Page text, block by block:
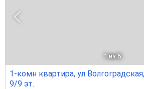
1 из 6
1-комн квартира, ул
9/9 эт.